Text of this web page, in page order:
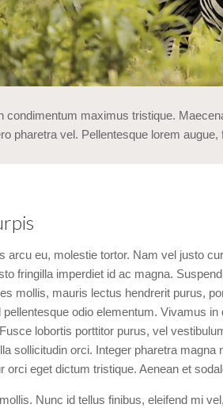
condimentum maximus tristique.
pharetra vel. Pellentesque lorem
arcu eu, molestie tortor. Nam vel justo
fringilla imperdiet id ac magna.
mollis, mauris lectus hendrerit purus,
odio elementum. Vivamus
lobortis porttitor purus, vel
sollicitudin orci. Integer pharetra
orci eget dictum tristique. Aenean et
Nunc id tellus finibus, eleifend mi